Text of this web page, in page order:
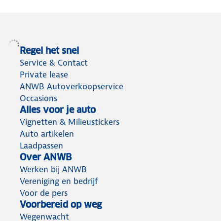
Regel het snel
Service & Contact
Private lease
ANWB Autoverkoopservice
Occasions
Alles voor je auto
Vignetten & Milieustickers
Auto artikelen
Laadpassen
Over ANWB
Werken bij ANWB
Vereniging en bedrijf
Voor de pers
Voorbereid op weg
Wegenwacht